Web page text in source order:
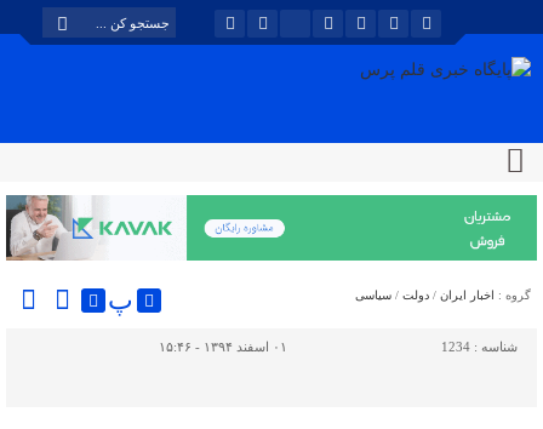
گروه : اخبار ایران / دولت / سیاسی پ
شناسه : 1234 ۰۱ اسفند ۱۳۹۴ - ۱۵:۴۶